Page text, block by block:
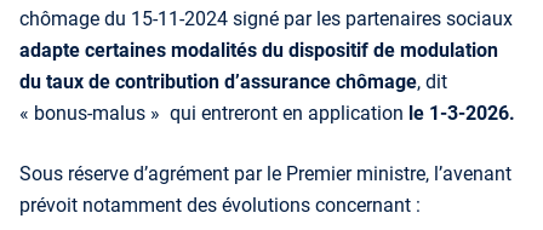
chômage du 15-11-2024 signé par les partenaires sociaux
adapte certaines modalités du dispositif de modulation
du taux de contribution d’assurance chômage, dit
« bonus-malus » qui entreront en application le 1-3-2026.
Sous réserve d’agrément par le Premier ministre, l’avenant
prévoit notamment des évolutions concernant :